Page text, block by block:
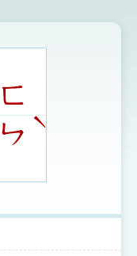
示
圖
ㄈ
ㄣˋ